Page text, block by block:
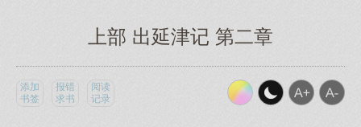
上部 出延津记 第二章
添加
书签
报错
求书
阅读
记录